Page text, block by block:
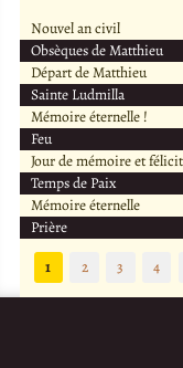
Nouvel an civil
Obsèques de Matthieu
Départ de Matthieu
Sainte Ludmilla
Mémoire éternelle !
Feu
Jour de mémoire et
Temps de Paix
Mémoire éternelle
Prière
1
2 3 4